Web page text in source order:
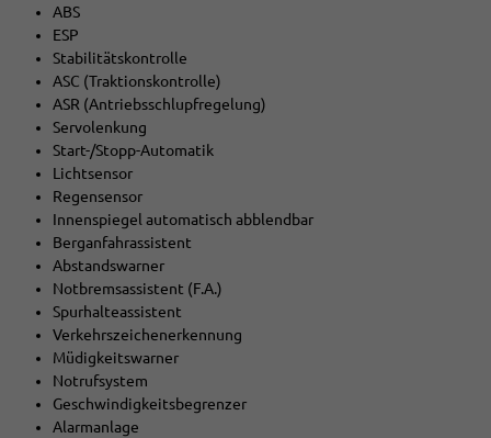
ABS
ESP
Stabilitätskontrolle
ASC (Traktionskontrolle)
ASR (Antriebsschlupfregelung)
Servolenkung
Start-/Stopp-Automatik
Lichtsensor
Regensensor
Innenspiegel automatisch abblendbar
Berganfahrassistent
Abstandswarner
Notbremsassistent (F.A.)
Spurhalteassistent
Verkehrszeichenerkennung
Müdigkeitswarner
Notrufsystem
Geschwindigkeitsbegrenzer
Alarmanlage